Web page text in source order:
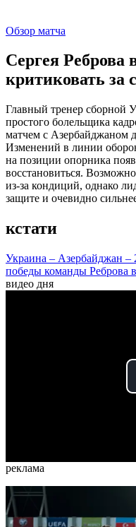
Обзор матча
Сергея Реброва
критиковать за
Главный тренер сборной
простого болельщика
матчем с Азербайджаном
Изменений в линии
на позиции опорника
восстановиться.
из-за кондиций, однако
защите и очевидно
кстати
Украина – Азербайджан –
победы команды Реброва
видео дня
реклама